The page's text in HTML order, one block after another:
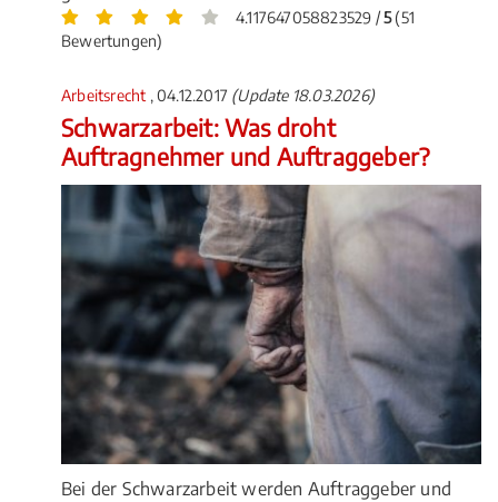
4.117647058823529 /5(51
Bewertungen)
Arbeitsrecht , 04.12.2017 (Update 18.03.2026)
Schwarzarbeit: Was droht
Auftragnehmer und Auftraggeber?
Bei der Schwarzarbeit werden Auftraggeber und